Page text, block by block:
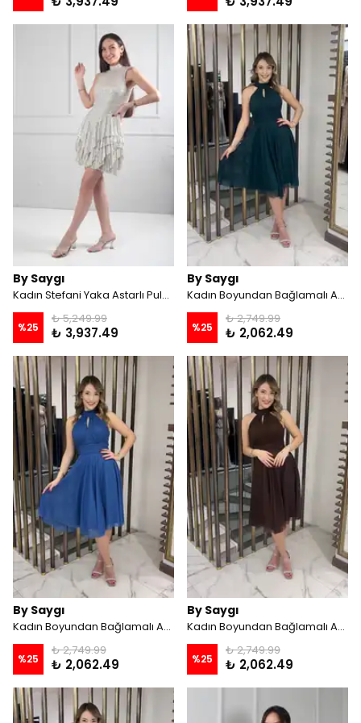
By Saygı
Kadın Stefani Yaka Astarlı Pulpayet Kat Kat Kısa Elbise - Bej
%25
₺ 5,249.99
₺ 3,937.49
By Saygı
Kadın Boyundan Bağlamalı Astarlı Şifon Tül Kısa Elbise - Zümrüt
%25
₺ 2,749.99
₺ 2,062.49
By Saygı
Kadın Boyundan Bağlamalı Astarlı Şifon Tül Kısa Elbise - İNDİGO
%25
₺ 2,749.99
₺ 2,062.49
By Saygı
Kadın Boyundan Bağlamalı Astarlı Şifon Tül Kısa Elbise - Kahve
%25
₺ 2,749.99
₺ 2,062.49